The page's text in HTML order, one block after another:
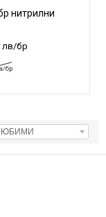
нитрилни
лв/бр
бр